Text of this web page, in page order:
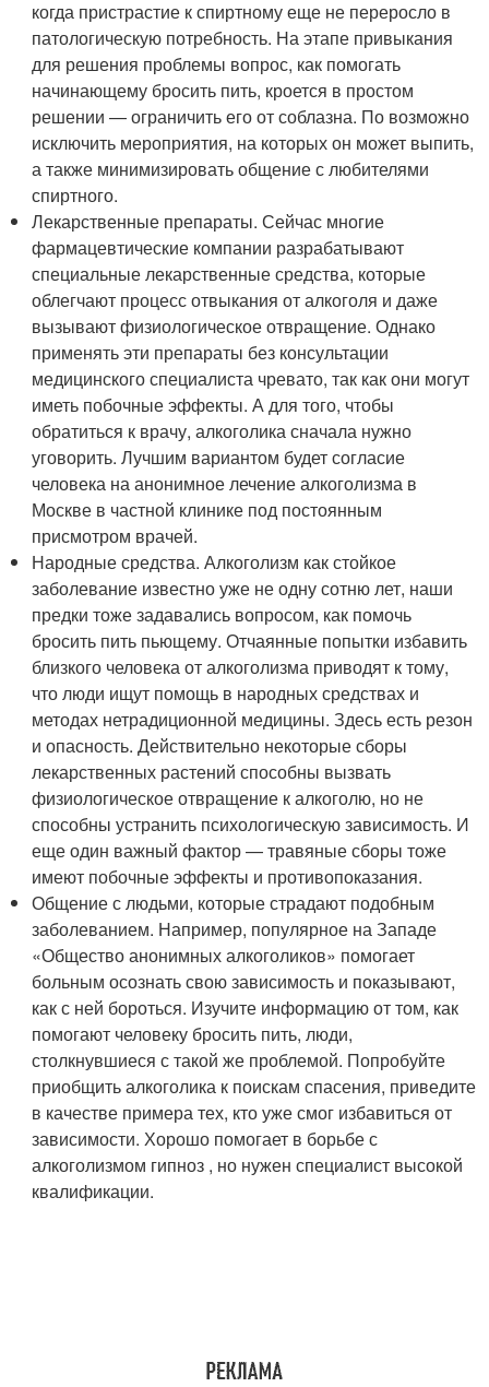
когда пристрастие к спиртному еще не переросло в
патологическую потребность. На этапе привыкания
для решения проблемы вопрос, как помогать
начинающему бросить пить, кроется в простом
решении — ограничить его от соблазна. По возможно
исключить мероприятия, на которых он может выпить,
а также минимизировать общение с любителями
спиртного.
Лекарственные препараты. Сейчас многие
фармацевтические компании разрабатывают
специальные лекарственные средства, которые
облегчают процесс отвыкания от алкоголя и даже
вызывают физиологическое отвращение. Однако
применять эти препараты без консультации
медицинского специалиста чревато, так как они могут
иметь побочные эффекты. А для того, чтобы
обратиться к врачу, алкоголика сначала нужно
уговорить. Лучшим вариантом будет согласие
человека на анонимное лечение алкоголизма в
Москве в частной клинике под постоянным
присмотром врачей.
Народные средства. Алкоголизм как стойкое
заболевание известно уже не одну сотню лет, наши
предки тоже задавались вопросом, как помочь
бросить пить пьющему. Отчаянные попытки избавить
близкого человека от алкоголизма приводят к тому,
что люди ищут помощь в народных средствах и
методах нетрадиционной медицины. Здесь есть резон
и опасность. Действительно некоторые сборы
лекарственных растений способны вызвать
физиологическое отвращение к алкоголю, но не
способны устранить психологическую зависимость. И
еще один важный фактор — травяные сборы тоже
имеют побочные эффекты и противопоказания.
Общение с людьми, которые страдают подобным
заболеванием. Например, популярное на Западе
«Общество анонимных алкоголиков» помогает
больным осознать свою зависимость и показывают,
как с ней бороться. Изучите информацию от том, как
помогают человеку бросить пить, люди,
столкнувшиеся с такой же проблемой. Попробуйте
приобщить алкоголика к поискам спасения, приведите
в качестве примера тех, кто уже смог избавиться от
зависимости. Хорошо помогает в борьбе с
алкоголизмом гипноз , но нужен специалист высокой
квалификации.